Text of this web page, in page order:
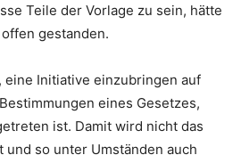
Teile der Vorlage zu sein, hätte
gestanden.
eine Initiative einzubringen auf
eines Gesetzes,
ist. Damit wird nicht das
und so unter Umständen auch